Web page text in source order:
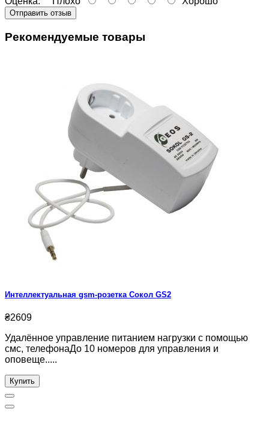
Отправить отзыв
Рекомендуемые товары
Интеллектуальная gsm-розетка Сокол GS2
₴2609
Удалённое управление питанием нагрузки с помощью
смс, телефонаДо 10 номеров для управления и
оповеще.....
Купить